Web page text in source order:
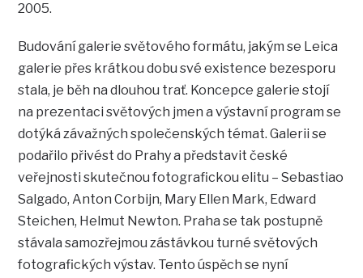
2005.
Budování galerie světového formátu, jakým se Leica
galerie přes krátkou dobu své existence bezesporu
stala, je běh na dlouhou trať. Koncepce galerie stojí
na prezentaci světových jmen a výstavní program se
dotýká závažných společenských témat. Galerii se
podařilo přivést do Prahy a představit české
veřejnosti skutečnou fotografickou elitu – Sebastiao
Salgado, Anton Corbijn, Mary Ellen Mark, Edward
Steichen, Helmut Newton. Praha se tak postupně
stávala samozřejmou zástávkou turné světových
fotografických výstav. Tento úspěch se nyní